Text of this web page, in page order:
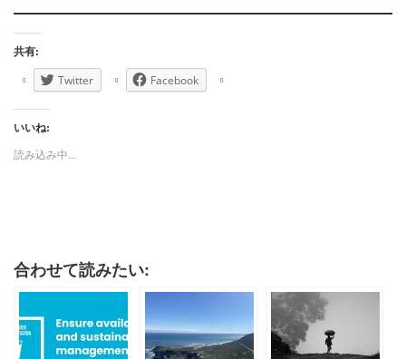
共有:
Twitter Facebook
いいね:
読み込み中...
合わせて読みたい: